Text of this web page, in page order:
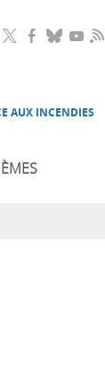
RSS
AUX INCENDIES